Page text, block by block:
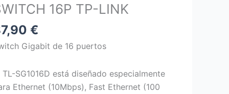
16P TP-LINK
€
Gigabit de 16 puertos
TL-SG1016D está diseñado especialmente
Ethernet (10Mbps), Fast Ethernet (100